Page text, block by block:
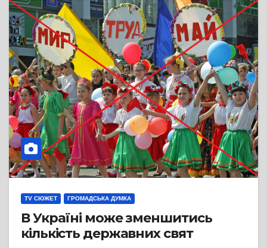
TV СЮЖЕТ ГРОМАДСЬКА ДУМКА
В Україні може зменшитись
кількість державних свят